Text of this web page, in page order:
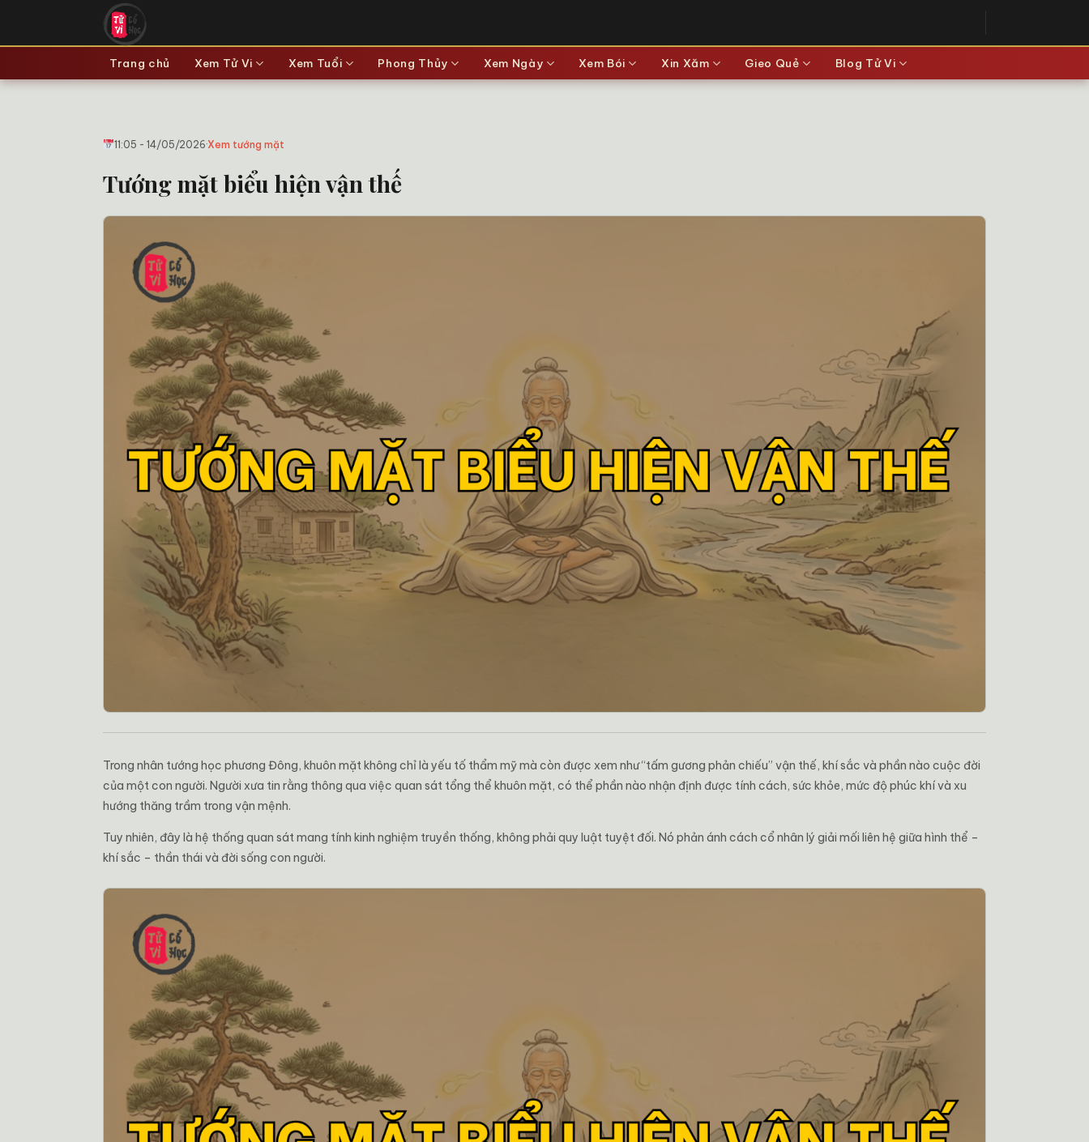
nội
Trang chủ Xem Tử Vi Xem Tuổi Phong Thủy Xem Ngày Xem Bói Xin Xăm Gieo Quẻ Blog Tử Vi
11:05 - 14/05/2026·Xem tướng mặt
Tướng mặt biểu hiện vận thế
Trong nhân tướng học phương Đông, khuôn mặt không chỉ là yếu tố thẩm mỹ mà còn được xem như “tấm gương phản chiếu” vận thế, khí sắc và phần nào cuộc đời
của một con người. Người xưa tin rằng thông qua việc quan sát tổng thể khuôn mặt, có thể phần nào nhận định được tính cách, sức khỏe, mức độ phúc khí và xu
hướng thăng trầm trong vận mệnh.
Tuy nhiên, đây là hệ thống quan sát mang tính kinh nghiệm truyền thống, không phải quy luật tuyệt đối. Nó phản ánh cách cổ nhân lý giải mối liên hệ giữa hình thể –
khí sắc – thần thái và đời sống con người.